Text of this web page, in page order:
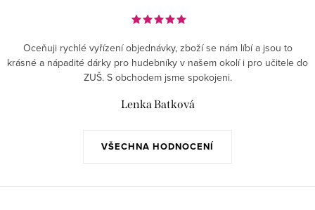
VŠECHNA HODNOCENÍ
Oceňuji rychlé vyřízení objednávky, zboží se nám líbí a jsou to
krásné a nápadité dárky pro hudebníky v našem okolí i pro učitele do
ZUŠ. S obchodem jsme spokojeni.
Lenka Batková